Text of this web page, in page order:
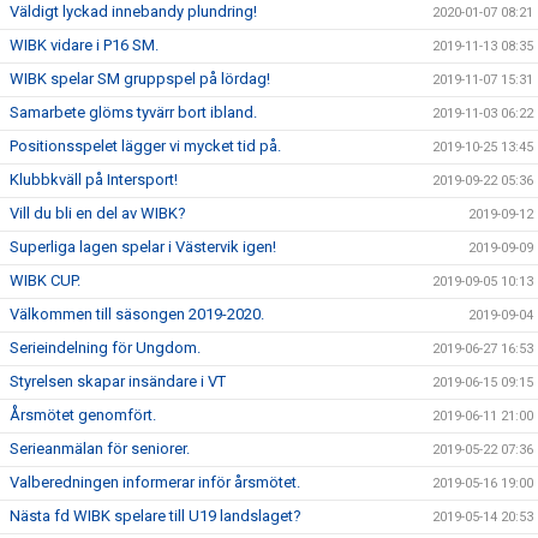
Väldigt lyckad innebandy plundring! 2020-01-07 08:21
WIBK vidare i P16 SM. 2019-11-13 08:35
WIBK spelar SM gruppspel på lördag! 2019-11-07 15:31
Samarbete glöms tyvärr bort ibland. 2019-11-03 06:22
Positionsspelet lägger vi mycket tid på. 2019-10-25 13:45
Klubbkväll på Intersport! 2019-09-22 05:36
Vill du bli en del av WIBK? 2019-09-12
Superliga lagen spelar i Västervik igen! 2019-09-09
WIBK CUP. 2019-09-05 10:13
Välkommen till säsongen 2019-2020. 2019-09-04
Serieindelning för Ungdom. 2019-06-27 16:53
Styrelsen skapar insändare i VT 2019-06-15 09:15
Årsmötet genomfört. 2019-06-11 21:00
Serieanmälan för seniorer. 2019-05-22 07:36
Valberedningen informerar inför årsmötet. 2019-05-16 19:00
Nästa fd WIBK spelare till U19 landslaget? 2019-05-14 20:53